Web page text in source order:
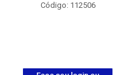
Código: 112506